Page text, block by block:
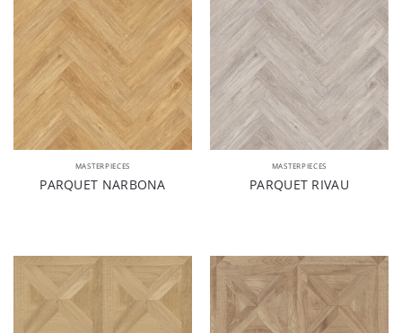
MASTERPIECES
PARQUET NARBONA
MASTERPIECES
PARQUET RIVAU